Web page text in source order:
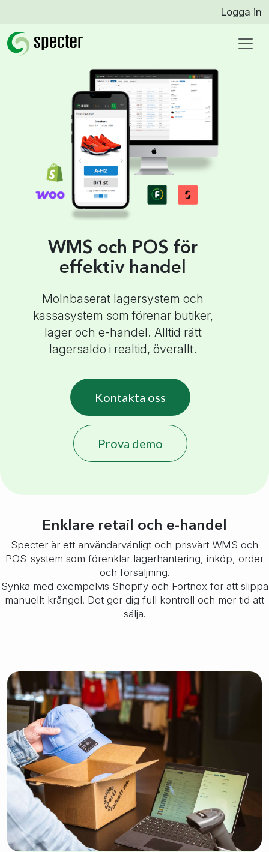
Logga in
WMS och POS för
effektiv handel
Molnbaserat lagersystem och
kassasystem som förenar butiker,
lager och e-handel. Alltid rätt
lagersaldo i realtid, överallt.
Kontakta oss
Prova demo
Enklare retail och e-handel
Specter är ett användarvänligt och prisvärt WMS och
POS-system som förenklar lagerhantering, inköp, order
och försäljning.
Synka med exempelvis Shopify och Fortnox för att slippa
manuellt krångel. Det ger dig full kontroll och mer tid att
sälja.